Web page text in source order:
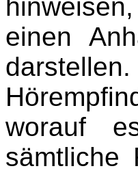
einen
worauf
sämtliche